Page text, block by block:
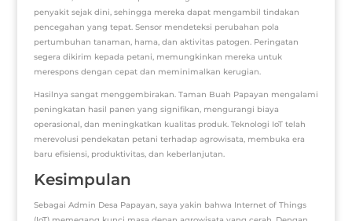
penyakit sejak dini, sehingga mereka dapat mengambil tindakan
pencegahan yang tepat. Sensor mendeteksi perubahan pola
pertumbuhan tanaman, hama, dan aktivitas patogen. Peringatan
segera dikirim kepada petani, memungkinkan mereka untuk
merespons dengan cepat dan meminimalkan kerugian.
Hasilnya sangat menggembirakan. Taman Buah Papayan mengalami
peningkatan hasil panen yang signifikan, mengurangi biaya
operasional, dan meningkatkan kualitas produk. Teknologi IoT telah
merevolusi pendekatan petani terhadap agrowisata, membuka era
baru efisiensi, produktivitas, dan keberlanjutan.
Kesimpulan
Sebagai Admin Desa Papayan, saya yakin bahwa Internet of Things